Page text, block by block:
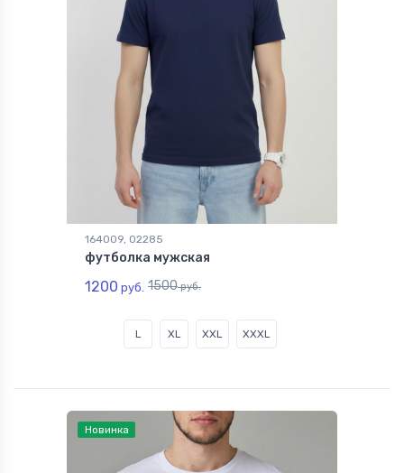
164009, 02285
футболка мужская
1200 руб. 1500руб.
L XL XXL XXXL
Новинка